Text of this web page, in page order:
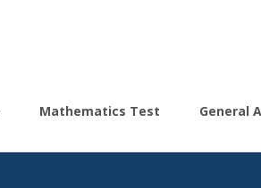
Mathematics Test General